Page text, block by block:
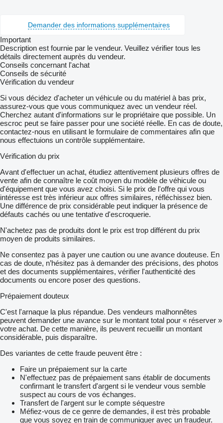
Demander des informations supplémentaires
Important
Description est fournie par le vendeur. Veuillez vérifier tous les
détails directement auprès du vendeur.
Conseils concernant l'achat
Conseils de sécurité
Vérification du vendeur
Si vous décidez d'acheter un véhicule ou du matériel à bas prix,
assurez-vous que vous communiquez avec un vendeur réel.
Cherchez autant d'informations sur le propriétaire que possible. Un
escroc peut se faire passer pour une société réelle. En cas de doute,
contactez-nous en utilisant le formulaire de commentaires afin que
nous effectuions un contrôle supplémentaire.
Vérification du prix
Avant d'effectuer un achat, étudiez attentivement plusieurs offres de
vente afin de connaître le coût moyen du modèle de véhicule ou
d'équipement que vous avez choisi. Si le prix de l'offre qui vous
intéresse est très inférieur aux offres similaires, réfléchissez bien.
Une différence de prix considérable peut indiquer la présence de
défauts cachés ou une tentative d'escroquerie.
N'achetez pas de produits dont le prix est trop différent du prix
moyen de produits similaires.
Ne consentez pas à payer une caution ou une avance douteuse. En
cas de doute, n’hésitez pas à demander des précisions, des photos
et des documents supplémentaires, vérifier l'authenticité des
documents ou encore poser des questions.
Prépaiement douteux
C'est l'arnaque la plus répandue. Des vendeurs malhonnêtes
peuvent demander une avance sur le montant total pour « réserver »
votre achat. De cette manière, ils peuvent recueillir un montant
considérable, puis disparaître.
Des variantes de cette fraude peuvent être :
Faire un prépaiement sur la carte
N'effectuez pas de prépaiement sans établir de documents
confirmant le transfert d'argent si le vendeur vous semble
suspect au cours de vos échanges.
Transfert de l'argent sur le compte séquestre
Méfiez-vous de ce genre de demandes, il est très probable
que vous soyez en train de communiquer avec un fraudeur.